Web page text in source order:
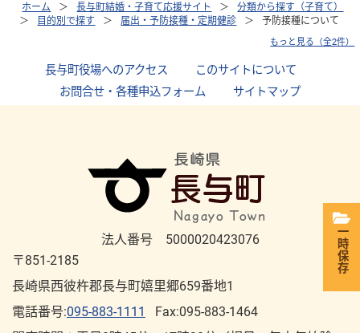
ホーム 長与町結婚・子育て応援サイト
分類から探す（子育て）
目的別で探す
届出・予防接種・定期健診 予防接種について
もっと見る（全2件）
長与町役場へのアクセス このサイトについて
お問合せ・各種申込フォーム
サイトマップ
法人番号 5000020423076
〒851-2185
長崎県西彼杵郡長与町嬉里郷659番地1
電話番号:095-883-1111
Fax:095-883-1464
一時保存